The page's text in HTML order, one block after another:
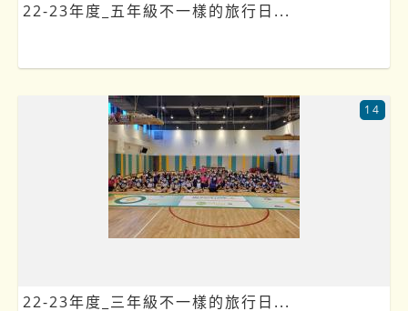
22-23年度_五年級不一樣的旅行日...
22-23年度_三年級不一樣的旅行日...
14